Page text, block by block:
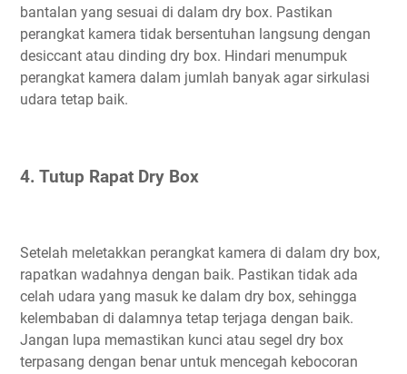
bantalan yang sesuai di dalam dry box. Pastikan
perangkat kamera tidak bersentuhan langsung dengan
desiccant atau dinding dry box. Hindari menumpuk
perangkat kamera dalam jumlah banyak agar sirkulasi
udara tetap baik.
4. Tutup Rapat Dry Box
Setelah meletakkan perangkat kamera di dalam dry box,
rapatkan wadahnya dengan baik. Pastikan tidak ada
celah udara yang masuk ke dalam dry box, sehingga
kelembaban di dalamnya tetap terjaga dengan baik.
Jangan lupa memastikan kunci atau segel dry box
terpasang dengan benar untuk mencegah kebocoran